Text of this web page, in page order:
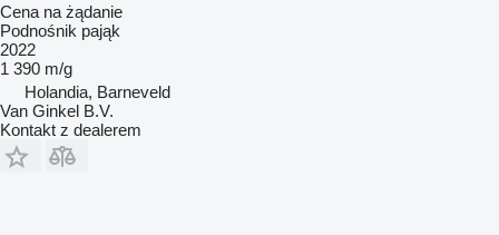
Cena na żądanie
Podnośnik pająk
2022
1 390 m/g
Holandia, Barneveld
Van Ginkel B.V.
Kontakt z dealerem